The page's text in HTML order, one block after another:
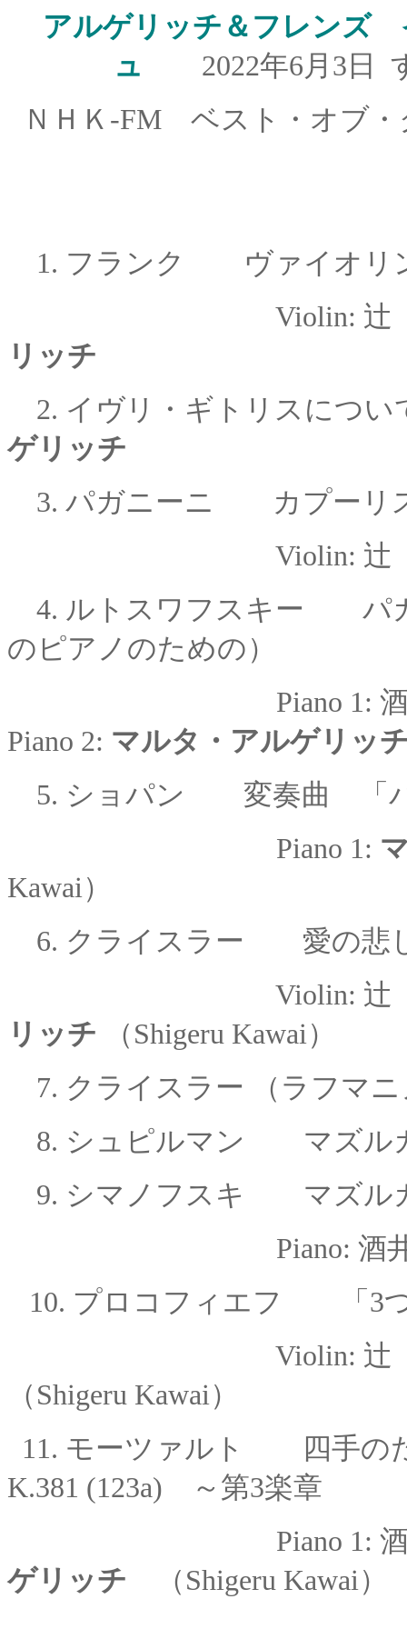
アルゲリッチ＆フレンズ
ュ 2022年6月3日
ＮＨＫ-FM ベスト・オブ
1. フランク ヴァイオリ
Violin:
リッチ
2. イヴリ・ギトリス
ゲリッチ
3. パガニーニ カプーリ
Violin: 辻
4. ルトスワフスキー パ
のピアノのための）
Piano 1:
Piano 2: マルタ・アルゲリッ
5. ショパン 変奏曲 「パ
Piano 1:
Kawai）
6. クライスラー 愛の悲
Violin:
リッチ （Shigeru Kawai）
7. クライスラー （ラフ
8. シュピルマン マズ
9. シマノフスキ マズ
Piano: 酒
10. プロコフィエフ 「3
Violin:
（Shigeru Kawai）
11. モーツァルト 四手の
K.381 (123a) ～第3楽章
Piano 1:
ゲリッチ
（Shigeru Kawai）